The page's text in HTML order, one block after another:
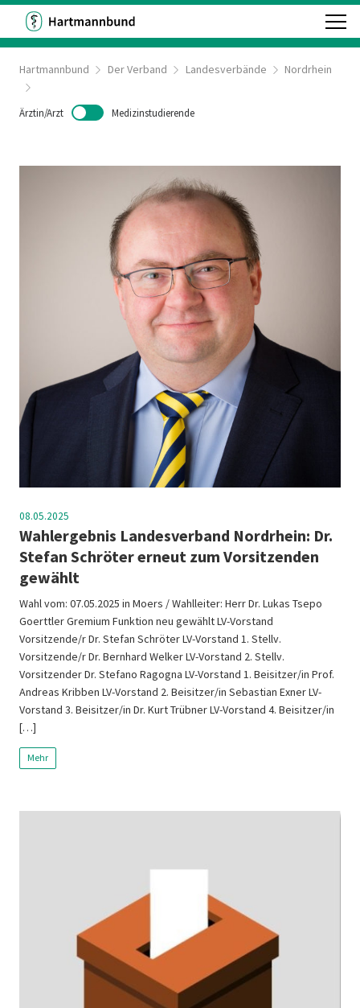
Hartmannbund Der Verband Landesverbände Nordrhein
Ärztin/Arzt Medizinstudierende
08.05.2025
Wahlergebnis Landesverband Nordrhein: Dr.
Stefan Schröter erneut zum Vorsitzenden
gewählt
Wahl vom: 07.05.2025 in Moers / Wahlleiter: Herr Dr. Lukas Tsepo
Goerttler Gremium Funktion neu gewählt LV-Vorstand
Vorsitzende/r Dr. Stefan Schröter LV-Vorstand 1. Stellv.
Vorsitzende/r Dr. Bernhard Welker LV-Vorstand 2. Stellv.
Vorsitzender Dr. Stefano Ragogna LV-Vorstand 1. Beisitzer/in Prof.
Andreas Kribben LV-Vorstand 2. Beisitzer/in Sebastian Exner LV-
Vorstand 3. Beisitzer/in Dr. Kurt Trübner LV-Vorstand 4. Beisitzer/in
[…]
Mehr